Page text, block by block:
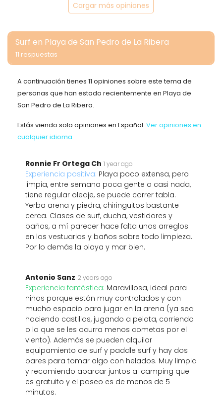
Cargar más opiniones
Surf en Playa de San Pedro de La Ribera
11 respuestas
A continuación tienes 11 opiniones sobre este tema de
personas que han estado recientemente en Playa de
San Pedro de La Ribera.
Estás viendo solo opiniones en Español. Ver opiniones en
cualquier idioma
Ronnie Fr Ortega Ch 1 year ago
Experiencia positiva: Playa poco extensa, pero
limpia, entre semana poca gente o casi nada,
tiene regular oleaje, se puede correr tabla.
Yerba arena y piedra, chiringuitos bastante
cerca. Clases de surf, ducha, vestidores y
baños, a mí parecer hace falta unos arreglos
en los vestuarios y baños sobre todo limpieza.
Por lo demás la playa y mar bien.
Antonio Sanz 2 years ago
Experiencia fantástica: Maravillosa, ideal para
niños porque están muy controlados y con
mucho espacio para jugar en la arena (ya sea
haciendo castillos, jugando a pelota, corriendo
o lo que se les ocurra menos cometas por el
viento). Además se pueden alquilar
equipamiento de surf y paddle surf y hay dos
bares para tomar algo con helados. Muy limpia
y recomiendo aparcar juntos al camping que
es gratuito y el paseo es de menos de 5
minutos.